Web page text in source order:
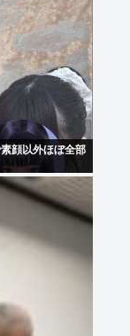
顔以外ほぼ全部